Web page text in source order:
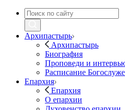
Архипастырь
Архипастырь
Биография
Проповеди и
Расписание
Епархия
Епархия
О епархии